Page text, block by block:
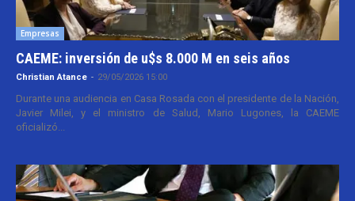
Empresas
CAEME: inversión de u$s 8.000 M en seis años
Christian Atance - 29/05/2026 15:00
Durante una audiencia en Casa Rosada con el presidente de la Nación,
Javier Milei, y el ministro de Salud, Mario Lugones, la CAEME
oficializó...